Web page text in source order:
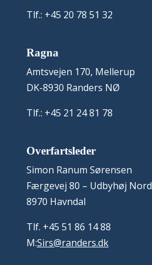
Tlf.: +45 20 78 51 32
Ragna
Amtsvejen 170, Mellerup
DK-8930 Randers NØ
Tlf.: +45 21 24 81 78
Overfartsleder
Simon Ranum Sørensen
Færgevej 80 – Udbyhøj Nord
8970 Havndal
Tlf. +45 51 86 14 88
M:Sirs@randers.dk